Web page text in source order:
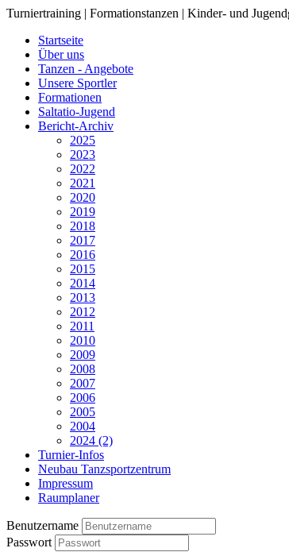
Turniertraining | Formationstanzen | Kinder- und
Startseite
Über uns
Tanzen - Angebote
Unsere Sportler
Formationen
Saltatio-Jugend
Bericht-Archiv
2025
2023
2022
2021
2020
2019
2018
2017
2016
2015
2014
2013
2012
2011
2010
2009
2008
2007
2006
2005
2004
2024 (2)
Turnier-Infos
Neubau Tanzsportzentrum
Impressum
Raumplaner
Benutzername
Passwort